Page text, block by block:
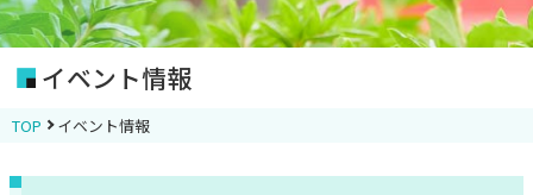
イベント情報
TOP イベント情報